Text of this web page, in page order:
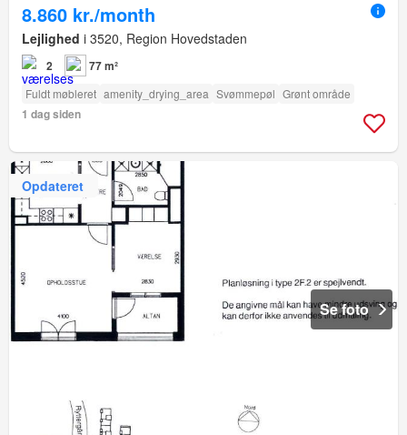
8.860 kr./month
Lejlighed i 3520, Region Hovedstaden
2 77 m²
Fuldt møbleret amenity_drying_area Svømmepøl Grønt område
1 dag siden
Opdateret
Se foto